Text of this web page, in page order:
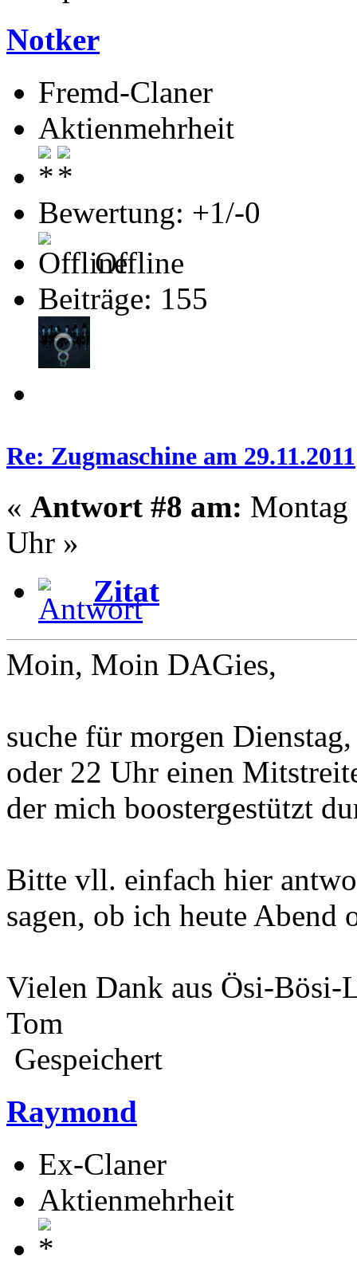
Notker
Fremd-Claner
Aktienmehrheit
Bewertung: +1/-0
Offline
Beiträge: 155
Re: Zugmaschine am 29.11.2011
« Antwort #8 am: Montag
Uhr »
Zitat
Moin, Moin DAGies,
suche für morgen
oder 22 Uhr einen
der mich boostergestützt
Bitte vll. einfach hier
sagen, ob ich heute Abend
Vielen Dank aus Ösi-Bösi-
Tom
Gespeichert
Raymond
Ex-Claner
Aktienmehrheit